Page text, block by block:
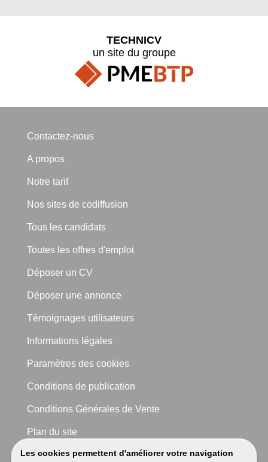
Les cookies permettent d'améliorer votre navigation
TECHNICV
un site du groupe
Contactez-nous
A propos
Notre tarif
Nos sites de codiffusion
Tous les candidats
Toutes les offres d'emploi
Déposer un CV
Déposer une annonce
Témoignages utilisateurs
Informations légales
Paramètres des cookies
Conditions de publication
Conditions Générales de Vente
Plan du site